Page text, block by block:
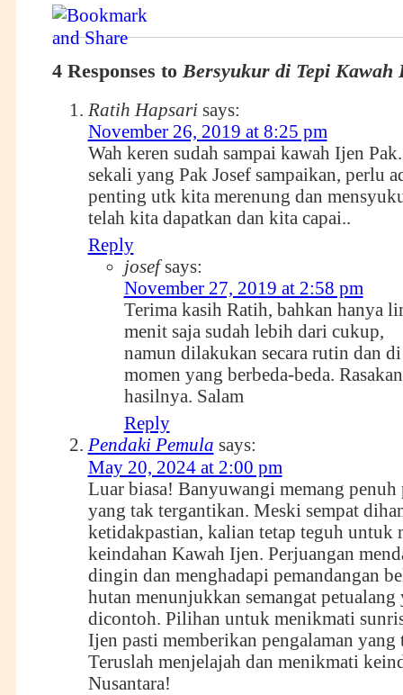
4 Responses to Bersyukur di Tepi Kawah
Ratih Hapsari says:
November 26, 2019 at 8:25 pm
Wah keren sudah sampai kawah Ijen
sekali yang Pak Josef sampaikan, perlu
penting utk kita merenung dan
telah kita dapatkan dan kita capai..
Reply
josef says:
November 27, 2019 at 2:58 pm
Terima kasih Ratih, bahkan hanya
menit saja sudah lebih dari cukup,
namun dilakukan secara rutin dan di
momen yang berbeda-beda.
hasilnya. Salam
Reply
Pendaki Pemula says:
May 20, 2024 at 2:00 pm
Luar biasa! Banyuwangi memang penuh
yang tak tergantikan. Meski sempat
ketidakpastian, kalian tetap teguh untuk
keindahan Kawah Ijen. Perjuangan
dingin dan menghadapi pemandangan
hutan menunjukkan semangat petualang
dicontoh. Pilihan untuk menikmati
Ijen pasti memberikan pengalaman yang
Teruslah menjelajah dan menikmati
Nusantara!